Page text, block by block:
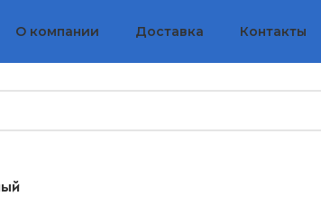
О компании Доставка Контакты